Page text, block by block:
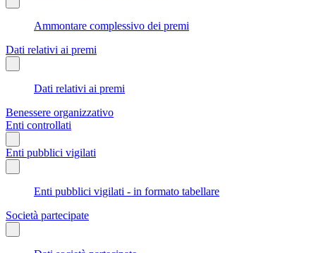
Ammontare complessivo dei premi
Dati relativi ai premi
Dati relativi ai premi
Benessere organizzativo
Enti controllati
Enti pubblici vigilati
Enti pubblici vigilati - in formato tabellare
Società partecipate